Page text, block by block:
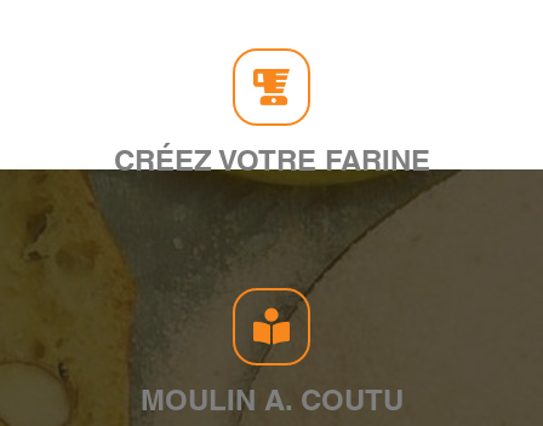
CRÉEZ VOTRE FARINE
MOULIN A. COUTU